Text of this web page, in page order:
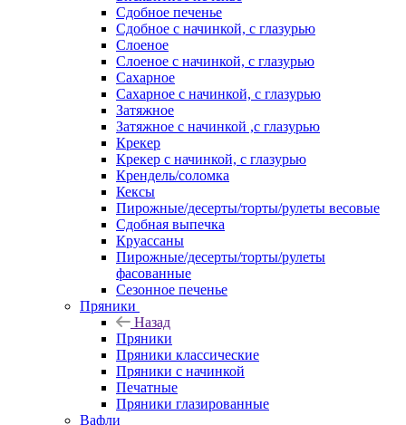
Сдобное печенье
Сдобное с начинкой, с глазурью
Слоеное
Слоеное с начинкой, с глазурью
Сахарное
Сахарное с начинкой, с глазурью
Затяжное
Затяжное с начинкой ,с глазурью
Крекер
Крекер с начинкой, с глазурью
Крендель/соломка
Кексы
Пирожные/десерты/торты/рулеты весовые
Сдобная выпечка
Круассаны
Пирожные/десерты/торты/рулеты
фасованные
Сезонное печенье
Пряники
Назад
Пряники
Пряники классические
Пряники с начинкой
Печатные
Пряники глазированные
Вафли